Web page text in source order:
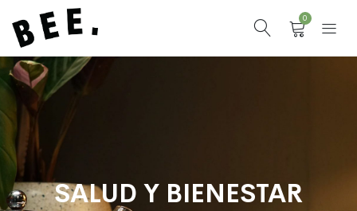
0
SALUD Y BIENESTAR